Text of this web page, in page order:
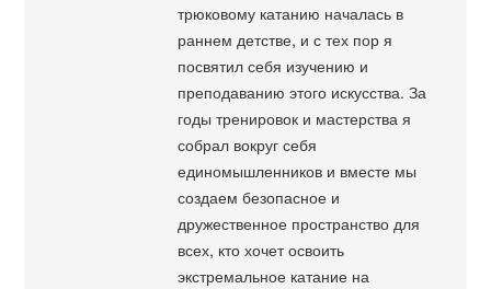
трюковому катанию началась в
раннем детстве, и с тех пор я
посвятил себя изучению и
преподаванию этого искусства. За
годы тренировок и мастерства я
собрал вокруг себя
единомышленников и вместе мы
создаем безопасное и
дружественное пространство для
всех, кто хочет освоить
экстремальное катание на